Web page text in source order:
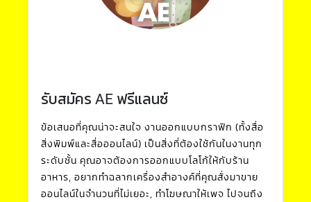
รับสมัคร AE ฟรีแลนซ์
ข้อเสนอที่คุณน่าจะสนใจ งานออกแบบกราฟิก (ทั้งสื่อ
สิ่งพิมพ์และสื่อออนไลน์) เป็นสิ่งที่ต้องใช้กันในงานทุก
ระดับชั้น คุณอาจต้องการออกแบบโลโก้ให้กับร้าน
อาหาร, อยากทำฉลากเครื่องสำอางค์ที่คุณสั่งมาขาย
ออนไลน์ในจำนวนที่ไม่เยอะ, ทำโฆษณาให้เพจ ไปจนถึง